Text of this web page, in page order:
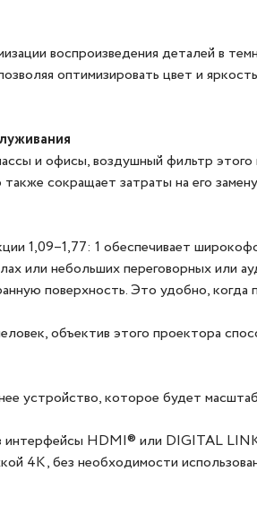
воспроизведения деталей в
оптимизировать цвет и
и офисы, воздушный фильтр
сокращает затраты на его
1,09–1,77: 1 обеспечивает
или небольших переговорных или
поверхность. Это удобно,
объектив этого проектора
устройство, которое будет
HDMI® или DIGITAL
без необходимости